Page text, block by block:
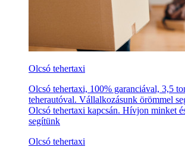
Olcsó tehertaxi
Olcsó tehertaxi, 100% garanciával, 3,5
teherautóval. Vállalkozásunk örömmel
Olcsó tehertaxi kapcsán. Hívjon minket
segítünk
Olcsó tehertaxi